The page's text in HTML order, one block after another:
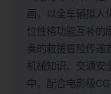
画，以全车辆拟人
位性格功能互补的
奏的救援冒险传递
机械知识、交通安
中，配合电影级